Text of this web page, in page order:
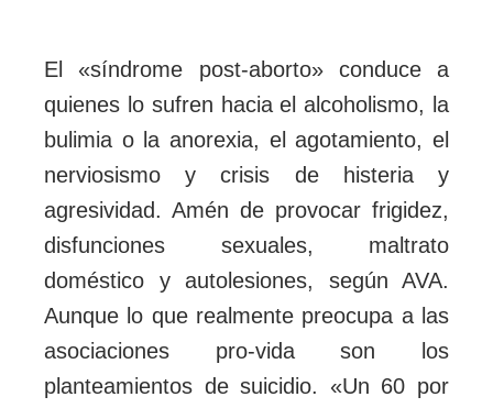
El «síndrome post-aborto» conduce a
quienes lo sufren hacia el alcoholismo, la
bulimia o la anorexia, el agotamiento, el
nerviosismo y crisis de histeria y
agresividad. Amén de provocar frigidez,
disfunciones sexuales, maltrato
doméstico y autolesiones, según AVA.
Aunque lo que realmente preocupa a las
asociaciones pro-vida son los
planteamientos de suicidio. «Un 60 por